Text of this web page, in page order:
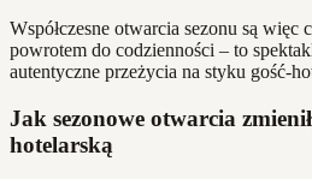
Współczesne otwarcia sezonu są
powrotem do codzienności – to
autentyczne przeżycia na styku gość-
Jak sezonowe otwarcia
hotelarską